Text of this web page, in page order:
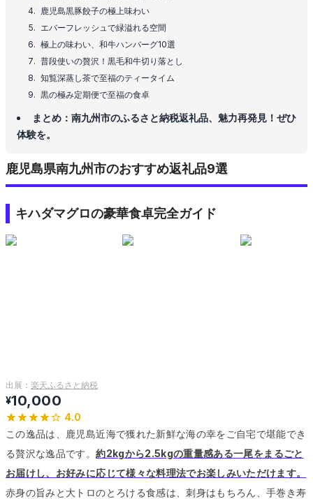
鹿児島黒豚餃子の極上味わい
エバーフレッシュで緑溢れる空間
極上の味わい、和牛ハンバーグ10選
普段使いの贅沢！黒毛和牛切り落とし
知覧深蒸し茶で至福のティータイム
黒の極み定期便で至福の食卓
まとめ：南九州市のふるさと納税返礼品、魅力再発見！ぜひ
体験を。
鹿児島県南九州市のおすすめ返礼品9選
キハダマグロの豪華食卓完全ガイド
出展： 楽天ふるさと納税
¥10,000
4.0
この逸品は、鹿児島近海で獲れた新鮮な海の幸をご自宅で堪能でき
る贅沢な逸品です。約2kgから2.5kgの重量感ある一尾をまるごと
お届けし、お好みに応じて様々な料理法でお楽しみいただけます。
赤身の旨みと大トロのとろける食感は、刺身はもちろん、手巻き寿